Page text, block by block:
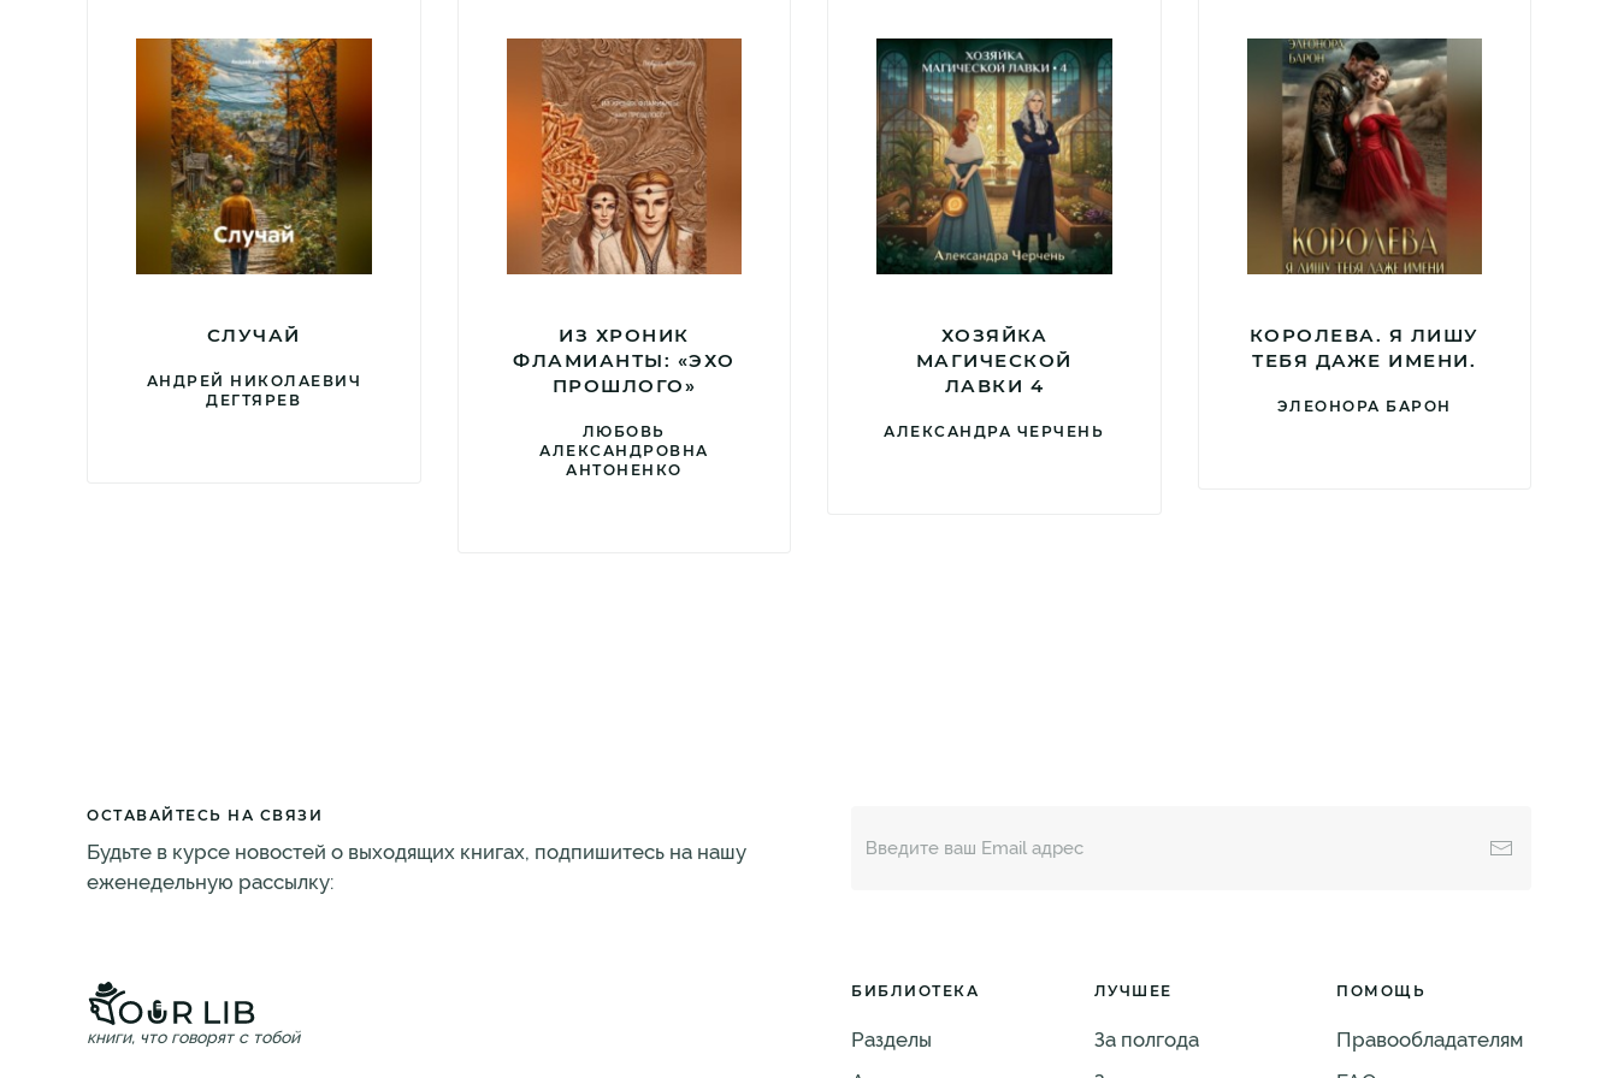
СЛУЧАЙ
АНДРЕЙ НИКОЛАЕВИЧ
ДЕГТЯРЕВ
ИЗ ХРОНИК
ФЛАМИАНТЫ: «ЭХО
ПРОШЛОГО»
ЛЮБОВЬ
АЛЕКСАНДРОВНА
АНТОНЕНКО
ХОЗЯЙКА
МАГИЧЕСКОЙ
ЛАВКИ 4
АЛЕКСАНДРА ЧЕРЧЕНЬ
КОРОЛЕВА. Я ЛИШУ
ТЕБЯ ДАЖЕ ИМЕНИ.
ЭЛЕОНОРА БАРОН
ОСТАВАЙТЕСЬ НА СВЯЗИ
Будьте в курсе новостей о выходящих книгах, подпишитесь на нашу
еженедельную рассылку:
книги, что говорят с тобой
БИБЛИОТЕКА
Разделы
ЛУЧШЕЕ
За полгода
ПОМОЩЬ
Правообладателям